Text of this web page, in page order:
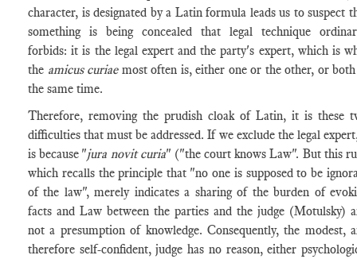
character, is designated by a Latin formula leads us to suspect
something is being concealed that legal technique
forbids: it is the legal expert and the party's expert, which is
the amicus curiae most often is, either one or the other, or
the same time.
Therefore, removing the prudish cloak of Latin, it is these
difficulties that must be addressed. If we exclude the legal
is because "jura novit curia" ("the court knows Law". But this
which recalls the principle that "no one is supposed to be
of the law", merely indicates a sharing of the burden of
facts and Law between the parties and the judge (Motulsky)
not a presumption of knowledge. Consequently, the modest,
therefore self-confident, judge has no reason, either